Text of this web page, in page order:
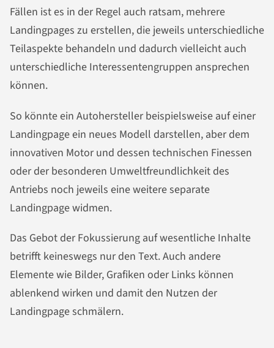
Fällen ist es in der Regel auch ratsam, mehrere
Landingpages zu erstellen, die jeweils unterschiedliche
Teilaspekte behandeln und dadurch vielleicht auch
unterschiedliche Interessentengruppen ansprechen
können.
So könnte ein Autohersteller beispielsweise auf einer
Landingpage ein neues Modell darstellen, aber dem
innovativen Motor und dessen technischen Finessen
oder der besonderen Umweltfreundlichkeit des
Antriebs noch jeweils eine weitere separate
Landingpage widmen.
Das Gebot der Fokussierung auf wesentliche Inhalte
betrifft keineswegs nur den Text. Auch andere
Elemente wie Bilder, Grafiken oder Links können
ablenkend wirken und damit den Nutzen der
Landingpage schmälern.